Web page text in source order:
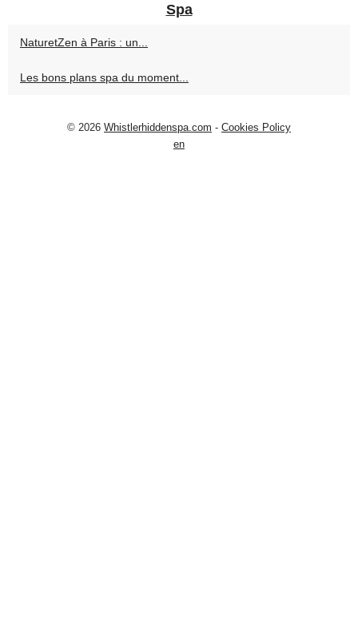
Spa
NaturetZen à Paris : un...
Les bons plans spa du moment...
© 2026 Whistlerhiddenspa.com - Cookies Policy
en